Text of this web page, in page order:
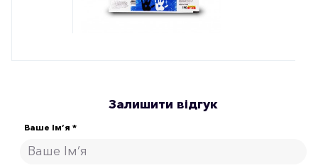
Залишити відгук
Ваше Ім’я *